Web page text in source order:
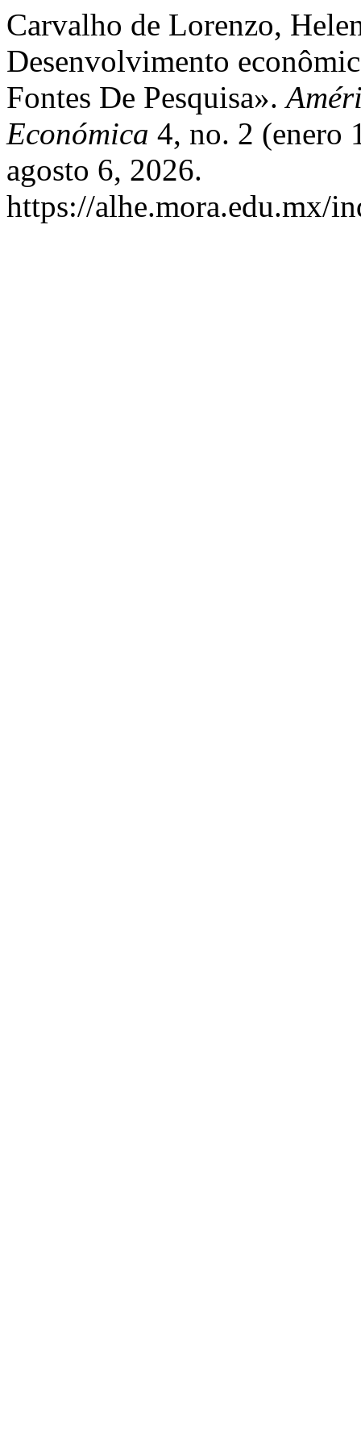
Carvalho de Lorenzo,
Desenvolvimento
Fontes De Pesquisa».
Económica 4, no. 2 (enero
agosto 6, 2026.
https://alhe.mora.edu.mx/